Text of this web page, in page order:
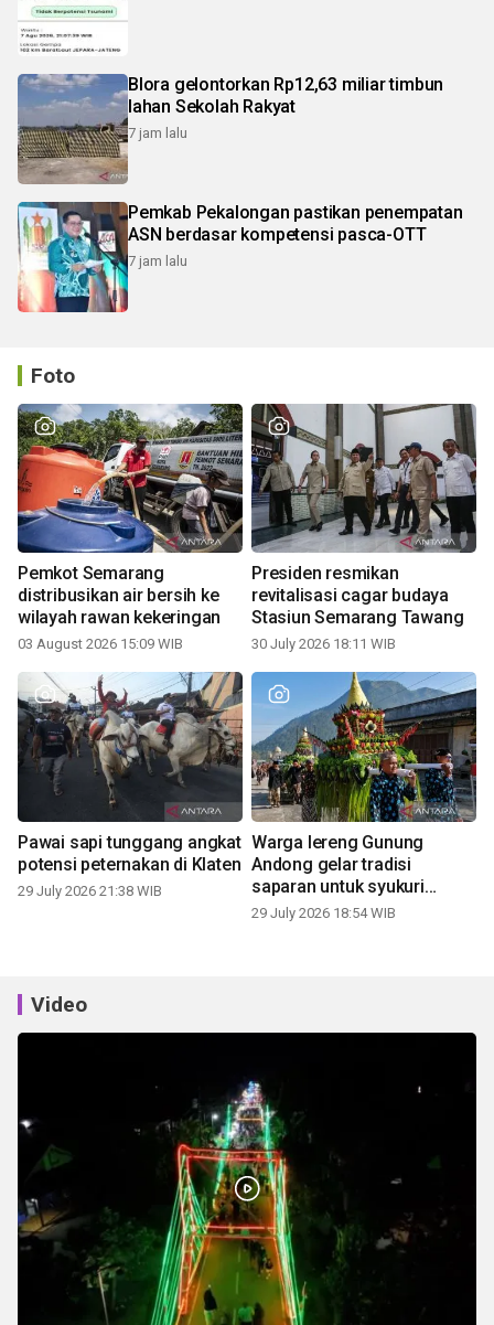
Blora gelontorkan Rp12,63 miliar timbun
lahan Sekolah Rakyat
7 jam lalu
Pemkab Pekalongan pastikan penempatan
ASN berdasar kompetensi pasca-OTT
7 jam lalu
Foto
Pemkot Semarang
distribusikan air bersih ke
wilayah rawan kekeringan
03 August 2026 15:09 WIB
Presiden resmikan
revitalisasi cagar budaya
Stasiun Semarang Tawang
30 July 2026 18:11 WIB
Pawai sapi tunggang angkat
potensi peternakan di Klaten
29 July 2026 21:38 WIB
Warga lereng Gunung
Andong gelar tradisi
saparan untuk syukuri
panen
29 July 2026 18:54 WIB
Video